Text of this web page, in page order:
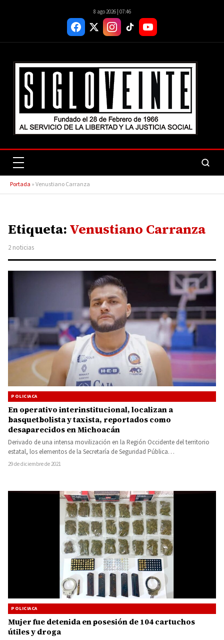
8 ago 2026 | 07:46
Portada »Venustiano Carranza
Etiqueta:Venustiano Carranza
2 noticias
POLICIACA
En operativo interinstitucional, localizan a
basquetbolista y taxista, reportados como
desaparecidos en Michoacán
Derivado de una intensa movilización en la Región Occidente del territorio
estatal, los elementos de la Secretaría de Seguridad Pública…
29 de diciembre de 2021
POLICIACA
Mujer fue detenida en posesión de 104 cartuchos
útiles y droga